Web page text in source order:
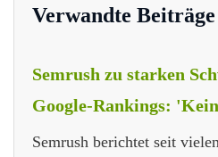
Verwandte Beiträge
Semrush zu starken
Google-Rankings:
Semrush berichtet seit